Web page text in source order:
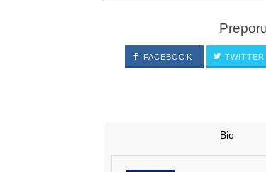
FACEBOOK TWITTER
Bio